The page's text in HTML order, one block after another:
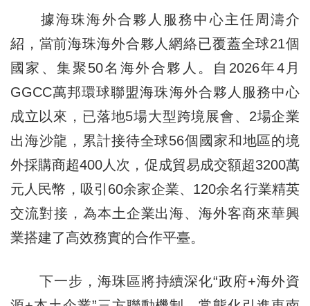
據海珠海外合夥人服務中心主任周濤介
紹，當前海珠海外合夥人網絡已覆蓋全球21個
國家、集聚50名海外合夥人。自2026年4月
GGCC萬邦環球聯盟海珠海外合夥人服務中心
成立以來，已落地5場大型跨境展會、2場企業
出海沙龍，累計接待全球56個國家和地區的境
外採購商超400人次，促成貿易成交額超3200萬
元人民幣，吸引60余家企業、120余名行業精英
交流對接，為本土企業出海、海外客商來華興
業搭建了高效務實的合作平臺。
下一步，海珠區將持續深化“政府+海外資